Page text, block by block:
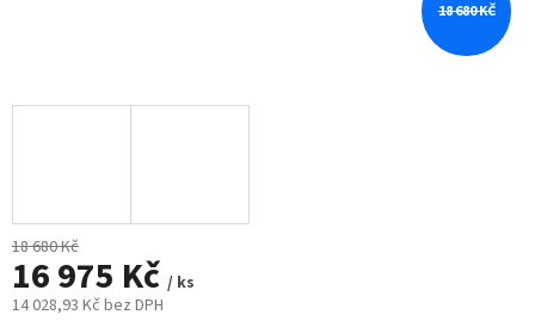
18 680 KČ
18 680 Kč
16 975 Kč / ks
14 028,93 Kč bez DPH